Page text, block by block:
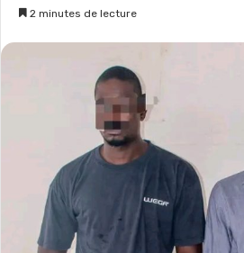
2 minutes de lecture